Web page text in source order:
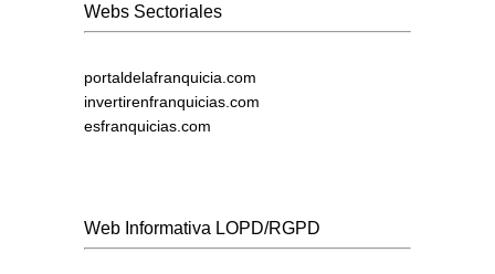
Webs Sectoriales
portaldelafranquicia.com
invertirenfranquicias.com
esfranquicias.com
Web Informativa LOPD/RGPD